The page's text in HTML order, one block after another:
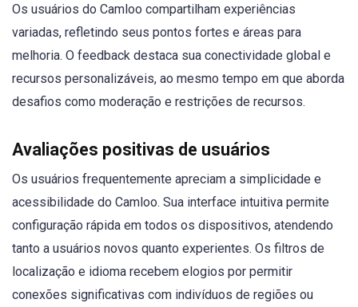
Os usuários do Camloo compartilham experiências
variadas, refletindo seus pontos fortes e áreas para
melhoria. O feedback destaca sua conectividade global e
recursos personalizáveis, ao mesmo tempo em que aborda
desafios como moderação e restrições de recursos.
Avaliações positivas de usuários
Os usuários frequentemente apreciam a simplicidade e
acessibilidade do Camloo. Sua interface intuitiva permite
configuração rápida em todos os dispositivos, atendendo
tanto a usuários novos quanto experientes. Os filtros de
localização e idioma recebem elogios por permitir
conexões significativas com indivíduos de regiões ou